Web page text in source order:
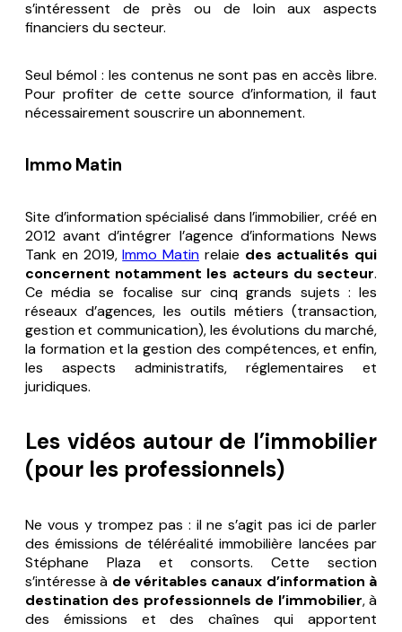
s’intéressent de près ou de loin aux aspects
financiers du secteur.
Seul bémol : les contenus ne sont pas en accès libre.
Pour profiter de cette source d’information, il faut
nécessairement souscrire un abonnement.
Immo Matin
Site d’information spécialisé dans l’immobilier, créé en
2012 avant d’intégrer l’agence d’informations News
Tank en 2019,Immo Matin relaie des actualités qui
concernent notamment les acteurs du secteur.
Ce média se focalise sur cinq grands sujets : les
réseaux d’agences, les outils métiers (transaction,
gestion et communication), les évolutions du marché,
la formation et la gestion des compétences, et enfin,
les aspects administratifs, réglementaires et
juridiques.
Les vidéos autour de l’immobilier
(pour les professionnels)
Ne vous y trompez pas : il ne s’agit pas ici de parler
des émissions de téléréalité immobilière lancées par
Stéphane Plaza et consorts. Cette section
s’intéresse à de véritables canaux d’information à
destination des professionnels de l’immobilier, à
des émissions et des chaînes qui apportent